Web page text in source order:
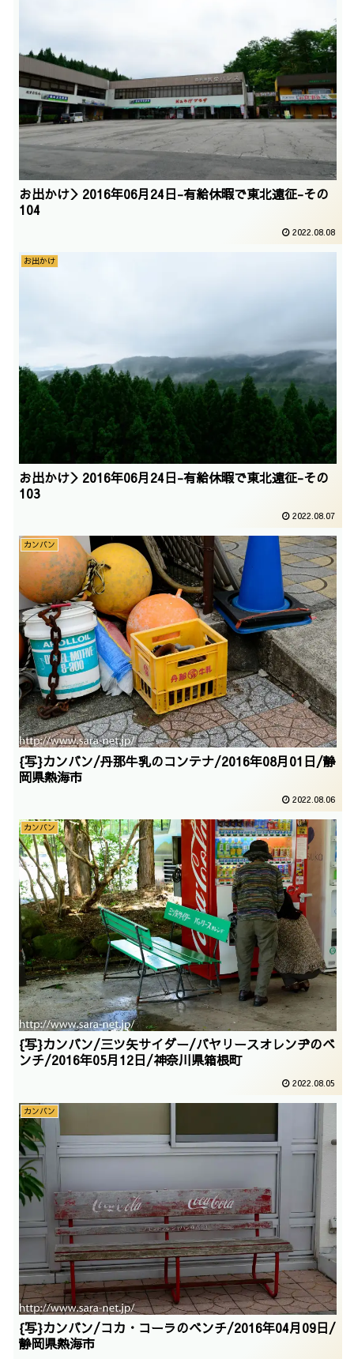
お出かけ＞2016年06月24日-有給休暇で東北遠征-その
104
2022.08.08
お出かけ
お出かけ＞2016年06月24日-有給休暇で東北遠征-その
103
2022.08.07
カンバン
{写}カンバン/丹那牛乳のコンテナ/2016年08月01日/静
岡県熱海市
2022.08.06
カンバン
{写}カンバン/三ツ矢サイダー/バヤリースオレンヂのベ
ンチ/2016年05月12日/神奈川県箱根町
2022.08.05
カンバン
{写}カンバン/コカ・コーラのベンチ/2016年04月09日/
静岡県熱海市